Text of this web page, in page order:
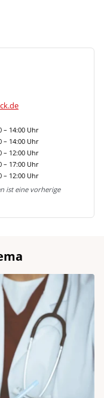
– 14:00 Uhr
– 14:00 Uhr
– 12:00 Uhr
– 17:00 Uhr
– 12:00 Uhr
ist eine vorherige